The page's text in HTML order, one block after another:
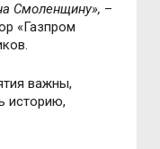
Смоленщину», –
«Газпром
важны,
историю,